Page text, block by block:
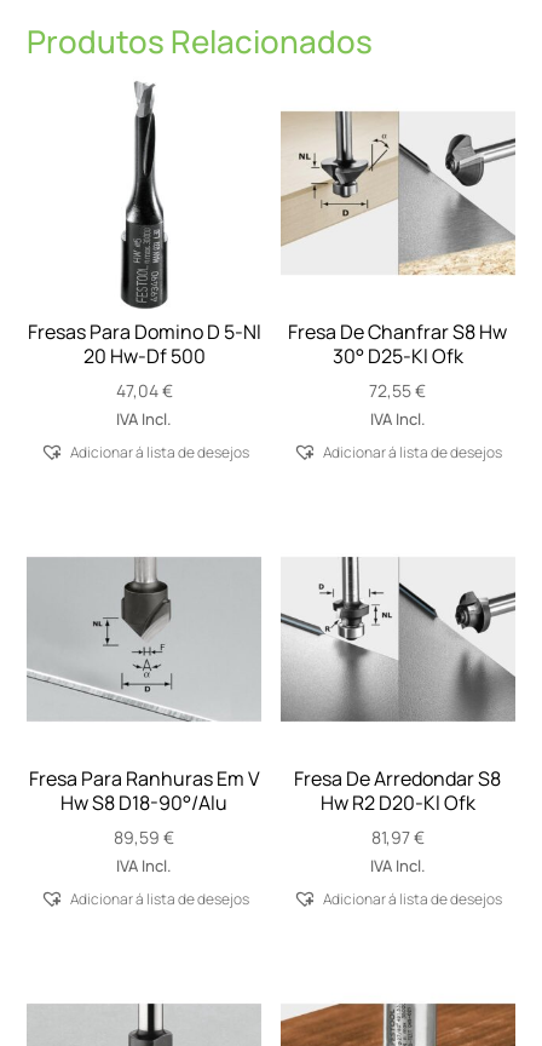
Produtos Relacionados
Fresas Para Domino D 5-Nl
20 Hw-Df 500
47,04€
IVA Incl.
Adicionar á lista de desejos
Fresa De Chanfrar S8 Hw
30° D25-Kl Ofk
72,55€
IVA Incl.
Adicionar á lista de desejos
Fresa Para Ranhuras Em V
Hw S8 D18-90°/Alu
89,59€
IVA Incl.
Adicionar á lista de desejos
Fresa De Arredondar S8
Hw R2 D20-Kl Ofk
81,97€
IVA Incl.
Adicionar á lista de desejos